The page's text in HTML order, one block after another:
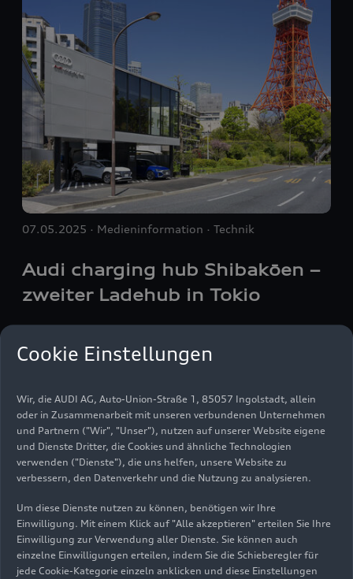
Ladeerlebnis Hubert Link verantwortet ab sofort
die Weiterentwicklung der
Audi charging hubs
und setzt neue Impulse bei Kundenerlebnis und
Ladekomfort Am EUREF Campus in Düsseldorf,
unweit des Flughafens, hatAudi
seinen ersten
Audi charging
hub in Nordrhein-Westfalen
eröffnet – ein weiteres starkes Signal für
nachhaltige Mobilität. Der Standort ist Teil eines
innovativen Zukunftsquartiers, das als
Modellregion für die Energiewende gilt.
Fahrerinnen und Fahrer von Elektroautos aller
Marken können an vier High-Power-Charging-
Ladepunkten mit bis zu 400 kW Ladeleistung
die Marke mit den vier Ringen an den Standorten
Kiefersfelden, München-Westkreuz und
Audi charging hub Shibakōen –
zweiter Ladehub in Tokio
baut sein globales Schnellladenetz weiter aus
Service: Lounge, Hypercharger und innovativer
Schwenkarm sorgen für durchdachtes
Ladeerlebnis Weltweit erfolgreich: mehr als
2.500 Ladevorgänge in Tokio binnen eines Jahres
bestätigen Erfolg des Audi charging hub
zweitencharging Hubin Tokio, der größten
Metropolregion der Welt, eröffnet. Damit baut
das Unternehmen sein Schnellladenetz weiter aus
und nimmt den weltweit achten Ladehub in
07.05.2025 Medieninformation Technik
Videos zu Ihrer Suche
Cookie Einstellungen
Wir, die AUDI AG, Auto-Union-Straße 1, 85057 Ingolstadt, allein
oder in Zusammenarbeit mit unseren verbundenen Unternehmen
und Partnern ("Wir", "Unser"), nutzen auf unserer Website eigene
und Dienste Dritter, die Cookies und ähnliche Technologien
verwenden ("Dienste"), die uns helfen, unsere Website zu
verbessern, den Datenverkehr und die Nutzung zu analysieren.
Um diese Dienste nutzen zu können, benötigen wir Ihre
Einwilligung. Mit einem Klick auf "Alle akzeptieren" erteilen Sie Ihre
Einwilligung zur Verwendung aller Dienste. Sie können auch
einzelne Einwilligungen erteilen, indem Sie die Schieberegler für
jede Cookie-Kategorie einzeln anklicken und diese Einstellungen